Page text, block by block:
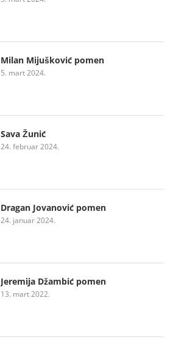
Milan Mijušković pomen
5. mart 2024.
Sava Žunić
24. februar 2024.
Dragan Jovanović pomen
24. januar 2024.
Jeremija Džambić pomen
13. mart 2022.